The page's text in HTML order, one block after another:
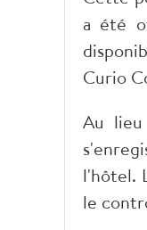
a été
Curio
Au
l'hôtel.
le